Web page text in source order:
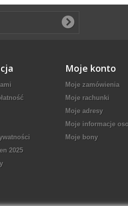
2025
Moje konto
Moje zamówienia
Moje rachunki
Moje adresy
Moje informacje
Moje bony